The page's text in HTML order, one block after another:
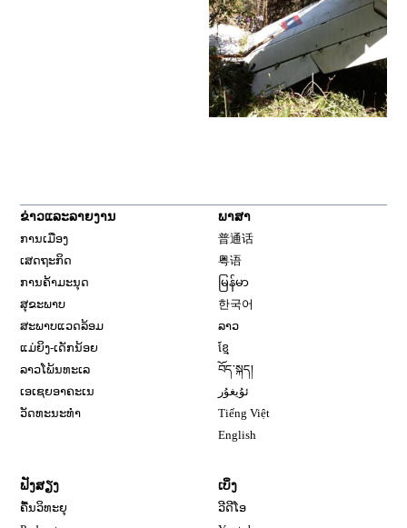
ຂ່າວແລະລາຍງານ
ການເມືອງ
ເສດຖະກິດ
ການຄ້າມະນຸດ
ສຸຂະພາບ
ສະພາບແວດລ້ອມ
ແມ່ຍິງ-ເດັກນ້ອຍ
ລາວໂພ້ນທະເລ
ເອເຊຍອາຄະເນ
ວັດທະນະທຳ
ພາສາ
普通话
粤语
မြန်မာ
한국어
ລາວ
ខ្មែ
བོད་སྐད།
ئۇيغۇر
Tiếng Việt
English
ຟັງສຽງ
ຄື້ນວິທະຍຸ
ເບິ່ງ
ວີດີໂອ